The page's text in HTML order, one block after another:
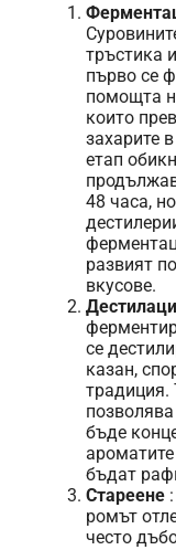
тръстика
първо се
помощта
които
захарите
етап
48 часа,
развият
вкусове.
се
казан,
традиция.
бъде
бъдат
Стареене
ромът
често